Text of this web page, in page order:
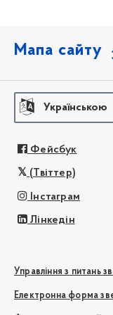
Мапа сайту
Українською
Фейсбук
(Твіттер)
Інстаграм
Лінкедін
Управління з питань
Електронна форма